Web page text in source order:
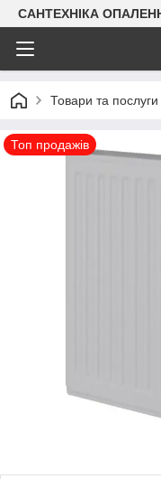
САНТЕХНІКА
Товари та послуги
Топ продажів